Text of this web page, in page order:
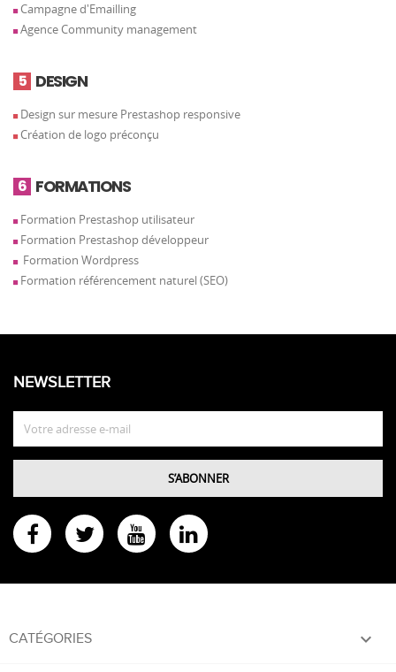
Campagne d'Emailling
Agence Community management
5 DESIGN
Design sur mesure Prestashop responsive
Création de logo préconçu
6 FORMATIONS
Formation Prestashop utilisateur
Formation Prestashop développeur
Formation Wordpress
Formation référencement naturel (SEO)
NEWSLETTER
CATÉGORIES 